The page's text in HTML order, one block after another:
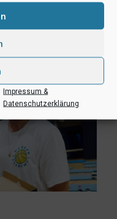
Impressum &
Datenschutzerklärung